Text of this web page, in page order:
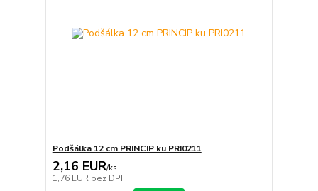
Podšálka 12 cm PRINCIP ku PRI0211
2,16 EUR/ks
1,76 EUR bez DPH